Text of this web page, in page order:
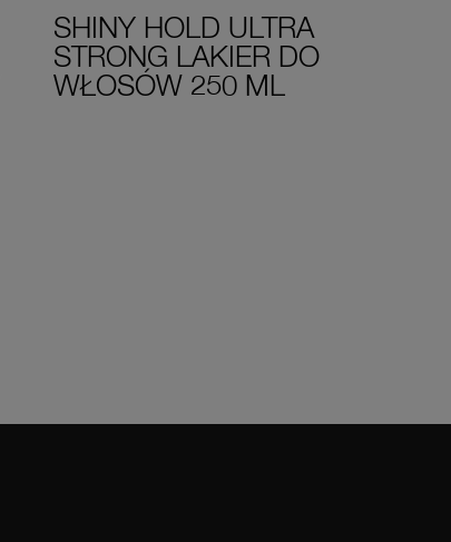
SHINY HOLD ULTRA
STRONG LAKIER DO
WŁOSÓW 250 ML